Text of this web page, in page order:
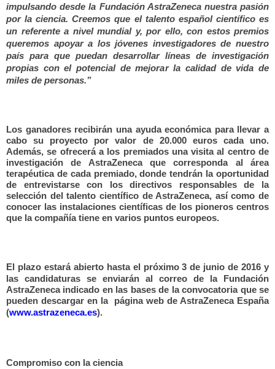
impulsando desde la Fundación AstraZeneca nuestra pasión
por la ciencia. Creemos que el talento español científico es
un referente a nivel mundial y, por ello, con estos premios
queremos apoyar a los jóvenes investigadores de nuestro
país para que puedan desarrollar líneas de investigación
propias con el potencial de mejorar la calidad de vida de
miles de personas.”
Los ganadores recibirán una ayuda económica para llevar a
cabo su proyecto por valor de 20.000 euros cada uno.
Además, se ofrecerá a los premiados una visita al centro de
investigación de AstraZeneca que corresponda al área
terapéutica de cada premiado, donde tendrán la oportunidad
de entrevistarse con los directivos responsables de la
selección del talento científico de AstraZeneca, así como de
conocer las instalaciones científicas de los pioneros centros
que la compañía tiene en varios puntos europeos.
El plazo estará abierto hasta el próximo 3 de junio de 2016 y
las candidaturas se enviarán al correo de la Fundación
AstraZeneca indicado en las bases de la convocatoria que se
pueden descargar en la página web de AstraZeneca España
(www.astrazeneca.es).
Compromiso con la ciencia